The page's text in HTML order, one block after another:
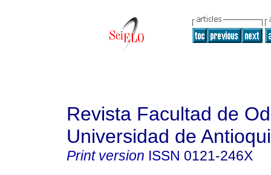
Revista Facultad de
Universidad de
Print version ISSN 0121-246X